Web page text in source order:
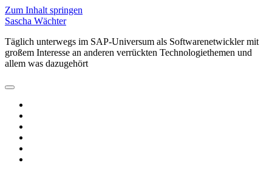
Zum Inhalt springen
Sascha Wächter
Täglich unterwegs im SAP-Universum als Softwarenetwickler mit
großem Interesse an anderen verrückten Technologiethemen und
allem was dazugehört
open
menu